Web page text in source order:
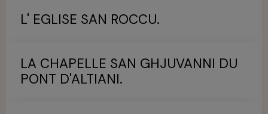
L' EGLISE SAN ROCCU.
LA CHAPELLE SAN GHJUVANNI DU
PONT D'ALTIANI.